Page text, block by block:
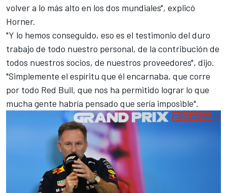
volver a lo más alto en los dos mundiales", explicó
Horner.
"Y lo hemos conseguido, eso es el testimonio del duro
trabajo de todo nuestro personal, de la contribución de
todos nuestros socios, de nuestros proveedores", dijo.
"Simplemente el espíritu que él encarnaba, que corre
por todo Red Bull, que nos ha permitido lograr lo que
mucha gente habría pensado que sería imposible".